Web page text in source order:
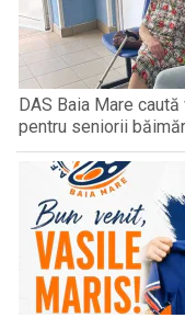
DAS Baia Mare
pentru seniorii